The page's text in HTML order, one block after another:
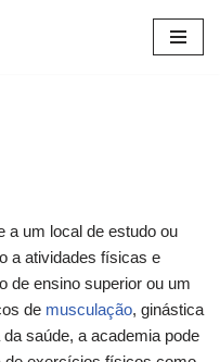
a um local de estudo ou
a atividades físicas e
de ensino superior ou um
de musculação, ginástica
saúde, a academia pode